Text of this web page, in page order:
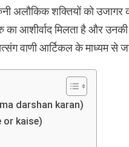
अलौकिक शक्तियों को
का आशीर्वाद मिलता है और
वाणी आर्टिकल के माध्यम से
darshan karan)
or kaise)